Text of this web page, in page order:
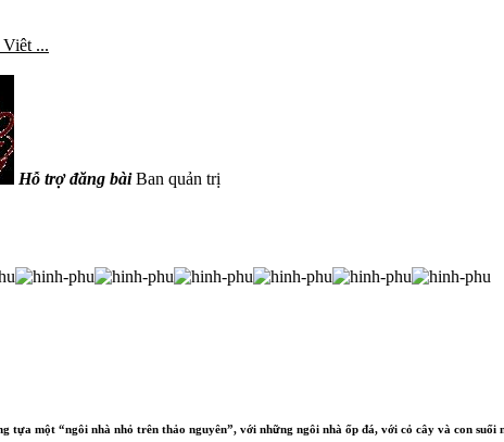
...
Hỗ trợ đăng bàiBan quản trị
tựa một “ngôi nhà nhỏ trên thảo nguyên”, với những ngôi nhà ốp đá, với cỏ cây và con suối